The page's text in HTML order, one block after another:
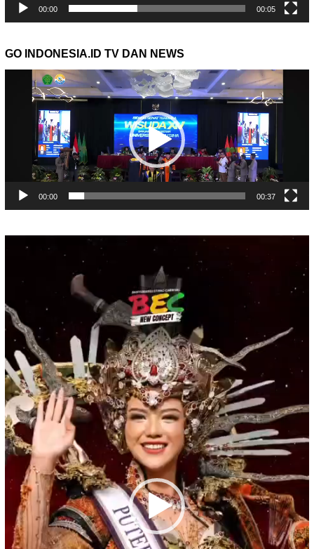
00:00 00:05
GO INDONESIA.ID TV DAN NEWS
Pemutar
00:00 00:37